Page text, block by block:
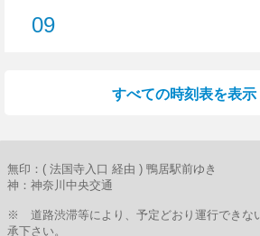
09
すべての時刻表を表示
無印：( 法国寺入口 経由 ) 鴨居駅前ゆき
神：神奈川中央交通
※ 道路渋滞等により、予定どおり運行できな
承下さい。